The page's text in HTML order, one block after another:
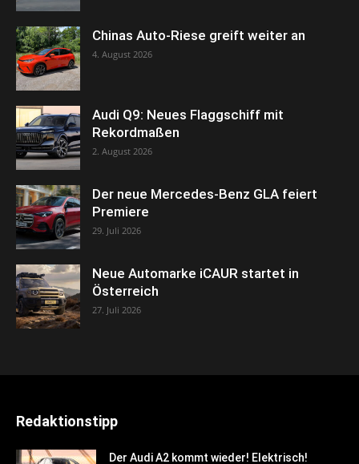
Chinas Auto-Riese greift weiter an
4. August 2026
Audi Q9: Neues Flaggschiff mit
Rekordmaßen
2. August 2026
Der neue Mercedes-Benz GLA feiert
Premiere
29. Juli 2026
Neue Automarke iCAUR startet in
Österreich
27. Juli 2026
Redaktionstipp
Der Audi A2 kommt wieder! Elektrisch!